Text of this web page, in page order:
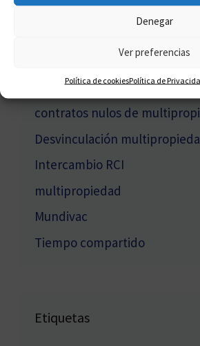
Denegar
Ver preferencias
Política de cookiesPolítica de
Acuasol
consejos multipropiedad
Contacto
contratos nulos de
Desvinculación
Intercambio RCI
multipropiedad
Mundivac
Tiempo compartido
Etiquetas